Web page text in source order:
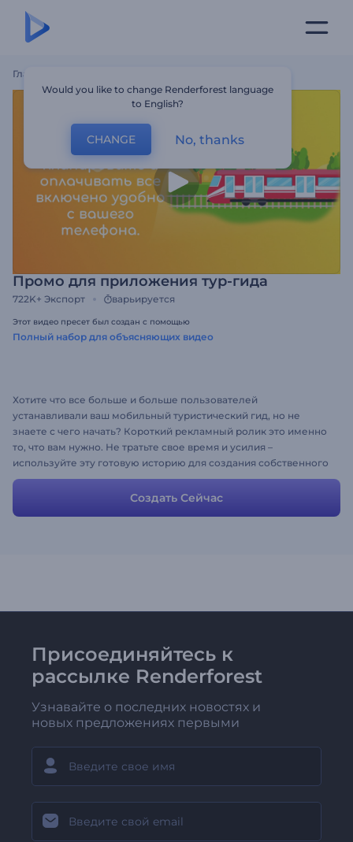
Главная
Промо для приложения тур-гида
722K+ Экспорт варьируется
Этот видео пресет был создан с помощью
Полный набор для объясняющих видео
Хотите что все больше и больше пользователей
устанавливали ваш мобильный туристический гид, но не
знаете с чего начать? Короткий рекламный ролик это именно
то, что вам нужно. Не тратьте свое время и усилия –
используйте эту готовую историю для создания собственного
видео, изменяя сцены с помощью собственных медиа-файлов
Создать Сейчас
Присоединяйтесь к
рассылке Renderforest
Узнавайте о последних новостях и
новых предложениях первыми
Would you like to change Renderforest language
to English?
CHANGE No, thanks